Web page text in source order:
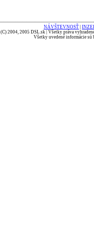
NÁVŠTEVNOSŤ
(C) 2004, 2005 DSL.sk | Všetky práva
Všetky uvedené informácie sú